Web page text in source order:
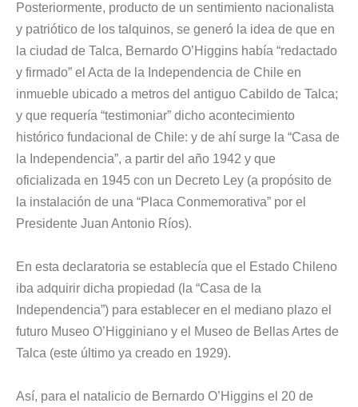
Posteriormente, producto de un sentimiento nacionalista
y patriótico de los talquinos, se generó la idea de que en
la ciudad de Talca, Bernardo O’Higgins había “redactado
y firmado” el Acta de la Independencia de Chile en
inmueble ubicado a metros del antiguo Cabildo de Talca;
y que requería “testimoniar” dicho acontecimiento
histórico fundacional de Chile: y de ahí surge la “Casa de
la Independencia”, a partir del año 1942 y que
oficializada en 1945 con un Decreto Ley (a propósito de
la instalación de una “Placa Conmemorativa” por el
Presidente Juan Antonio Ríos).
En esta declaratoria se establecía que el Estado Chileno
iba adquirir dicha propiedad (la “Casa de la
Independencia”) para establecer en el mediano plazo el
futuro Museo O’Higginiano y el Museo de Bellas Artes de
Talca (este último ya creado en 1929).
Así, para el natalicio de Bernardo O’Higgins el 20 de